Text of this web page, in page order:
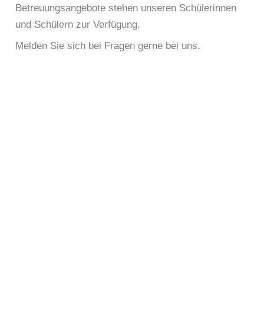
Betreuungsangebote stehen unseren Schülerinnen
und Schülern zur Verfügung.
Melden Sie sich bei Fragen gerne bei uns.